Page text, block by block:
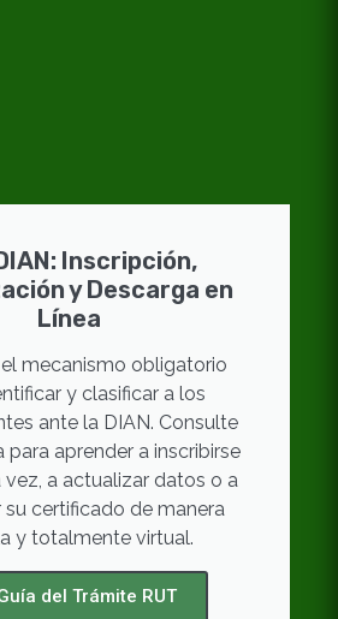
Inscripción,
y Descarga en
Línea
el mecanismo obligatorio
y clasificar a los
ante la DIAN. Consulte
para aprender a inscribirse
vez, a actualizar datos o a
su certificado de manera
y totalmente virtual.
del Trámite RUT